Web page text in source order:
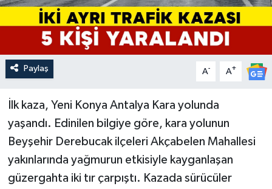
Paylaş A- A+
İlk kaza, Yeni Konya Antalya Kara yolunda
yaşandı. Edinilen bilgiye göre, kara yolunun
Beyşehir Derebucak ilçeleri Akçabelen Mahallesi
yakınlarında yağmurun etkisiyle kayganlaşan
güzergahta iki tır çarpıştı. Kazada sürücüler